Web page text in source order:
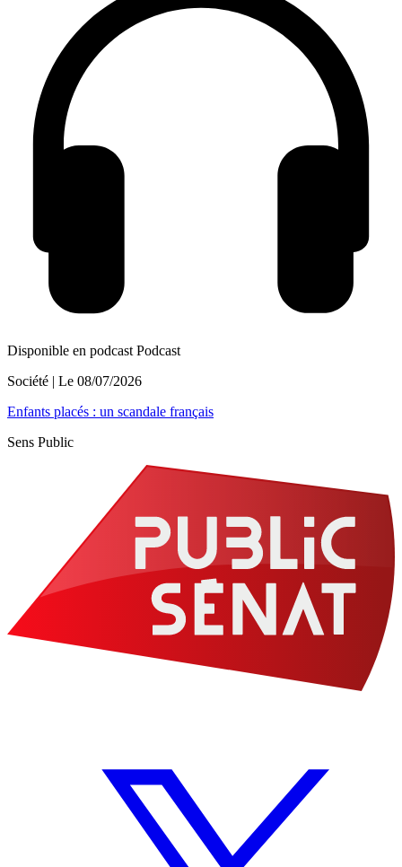
Disponible en podcast Podcast
Société | Le 08/07/2026
Enfants placés : un scandale français
Sens Public